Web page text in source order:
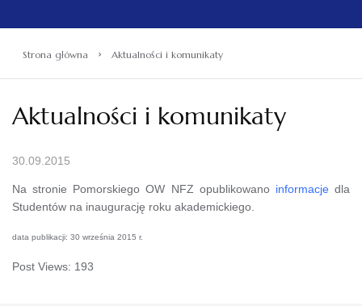
Strona główna › Aktualności i komunikaty
Aktualności i komunikaty
30.09.2015
Na stronie Pomorskiego OW NFZ opublikowano informacjedla
Studentów na inaugurację roku akademickiego.
data publikacji: 30 września 2015 r.
Post Views: 193